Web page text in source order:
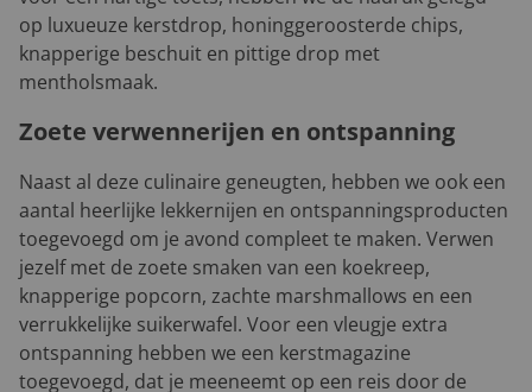
op luxueuze kerstdrop, honinggeroosterde chips,
knapperige beschuit en pittige drop met
mentholsmaak.
Zoete verwennerijen en ontspanning
Naast al deze culinaire geneugten, hebben we ook een
aantal heerlijke lekkernijen en ontspanningsproducten
toegevoegd om je avond compleet te maken. Verwen
jezelf met de zoete smaken van een koekreep,
knapperige popcorn, zachte marshmallows en een
verrukkelijke suikerwafel. Voor een vleugje extra
ontspanning hebben we een kerstmagazine
toegevoegd, dat je meeneemt op een reis door de